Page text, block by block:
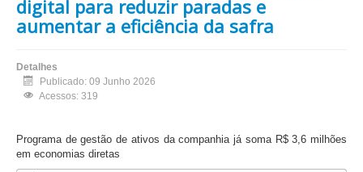
digital para reduzir paradas e
aumentar a eficiência da safra
Detalhes
Publicado: 09 Junho 2026
Acessos: 319
Programa de gestão de ativos da companhia já soma R$ 3,6 milhões
em economias diretas